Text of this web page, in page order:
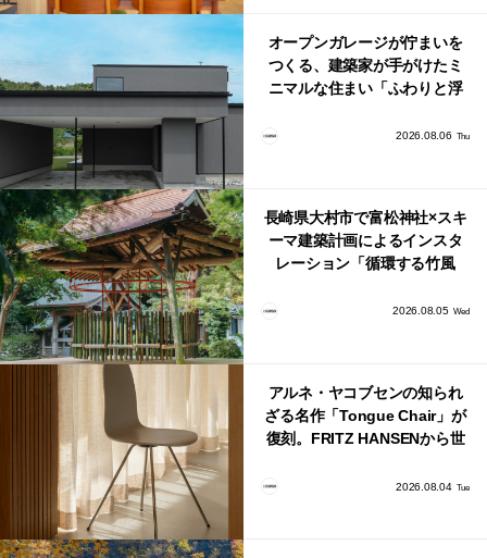
オープンガレージが佇まいを
つくる、建築家が手がけたミ
ニマルな住まい「ふわりと浮
2026.08.06 Thu
長崎県大村市で富松神社×スキ
ーマ建築計画によるインスタ
レーション「循環する竹風
2026.08.05 Wed
アルネ・ヤコブセンの知られ
ざる名作「Tongue Chair」が
復刻。FRITZ HANSENから世
2026.08.04 Tue